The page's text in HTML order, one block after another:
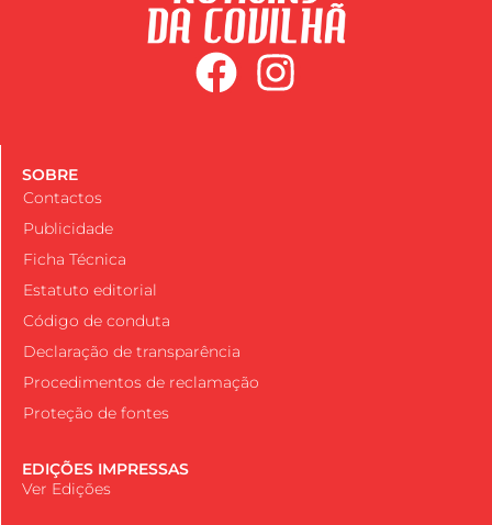
SOBRE
Contactos
Publicidade
Ficha Técnica
Estatuto editorial
Código de conduta
Declaração de transparência
Procedimentos de reclamação
Proteção de fontes
EDIÇÕES IMPRESSAS
Ver Edições